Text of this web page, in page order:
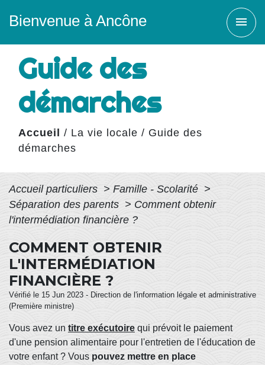
Bienvenue à Ancône menu
Guide des
démarches
Accueil / La vie locale / Guide des
démarches
Accueil particuliers > Famille - Scolarité >
Séparation des parents > Comment obtenir
l'intermédiation financière ?
COMMENT OBTENIR
L'INTERMÉDIATION
FINANCIÈRE ?
Vérifié le 15 Jun 2023 - Direction de l'information légale et administrative
(Première ministre)
Vous avez un titre exécutoire qui prévoit le paiement
d'une pension alimentaire pour l'entretien de l'éducation de
votre enfant ? Vous pouvez mettre en place